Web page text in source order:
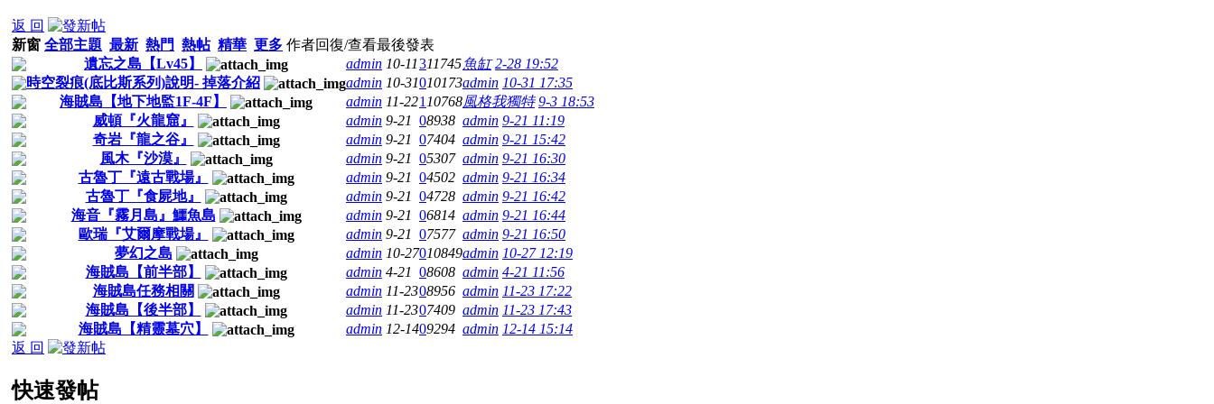
返 回
新窗 全部主題 最新 熱門 熱帖 精華 更多 作者回復/查看最後發表
遺忘之島【Lv45】
admin 10-11311745魚缸 2-28 19:52
時空裂痕(底比斯系列)說明- 掉落介紹
admin 10-31010173admin 10-31 17:35
海賊島【地下地監1F-4F】
admin 11-221 10768風格我獨特 9-3 18:53
威頓『火龍窟』
admin 9-21 08938 admin 9-21 11:19
奇岩『龍之谷』
admin 9-21 07404 admin 9-21 15:42
風木『沙漠』
admin 9-21 05307 admin 9-21 16:30
古魯丁『遠古戰場』
admin 9-21 04502 admin 9-21 16:34
古魯丁『食屍地』
admin 9-21 04728 admin 9-21 16:42
海音『霧月島』鱷魚島
admin 9-21 06814 admin 9-21 16:44
歐瑞『艾爾摩戰場』
admin 9-21 07577 admin 9-21 16:50
夢幻之島
admin 10-27010849admin 10-27 12:19
海賊島【前半部】
admin 4-21 08608 admin 4-21 11:56
海賊島任務相關
admin 11-2308956 admin 11-23 17:22
海賊島【後半部】
admin 11-2307409 admin 11-23 17:43
海賊島【精靈墓穴】
admin 12-1409294 admin 12-14 15:14
返 回
快速發帖